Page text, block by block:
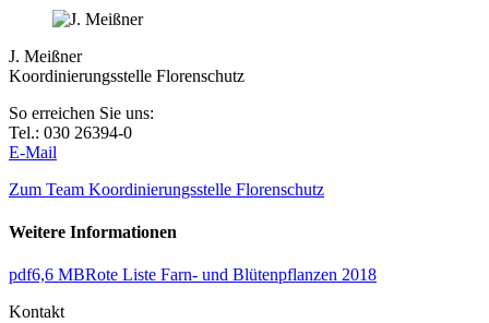
J. Meißner
Koordinierungsstelle Florenschutz
So erreichen Sie uns:
Tel.: 030 26394-0
E-Mail
Zum Team Koordinierungsstelle Florenschutz
Weitere Informationen
pdf6,6 MBRote Liste Farn- und Blütenpflanzen 2018
Kontakt